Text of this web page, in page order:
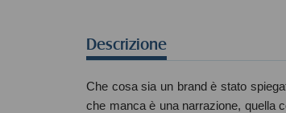
Descrizione
Che cosa sia un brand è stato
che manca è una narrazione, quella